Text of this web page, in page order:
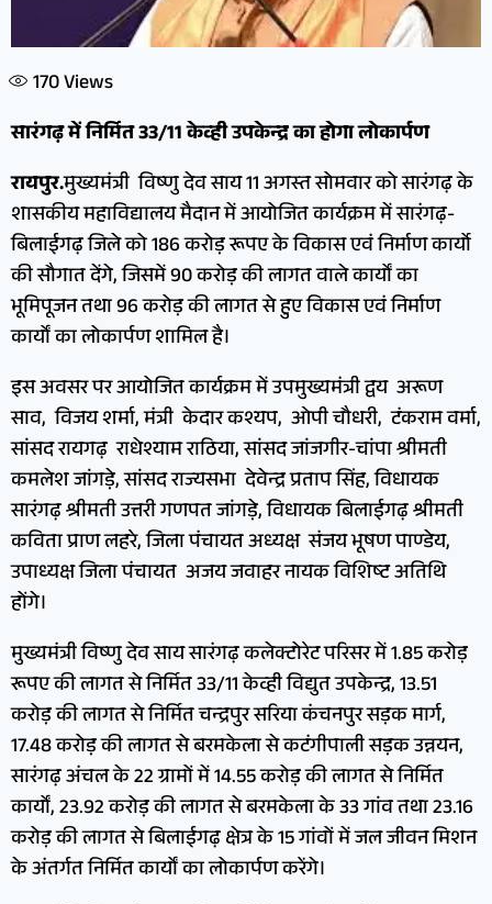
170Views
सारंगढ़ में निर्मित 33/11 केव्ही उपकेन्द्र का होगा लोकार्पण
रायपुर.मुख्यमंत्री विष्णु देव साय 11 अगस्त सोमवार को सारंगढ़ के
शासकीय महाविद्यालय मैदान में आयोजित कार्यक्रम में सारंगढ़-
बिलाईगढ़ जिले को 186 करोड़ रूपए के विकास एवं निर्माण कार्यो
की सौगात देंगे, जिसमें 90 करोड़ की लागत वाले कार्यों का
भूमिपूजन तथा 96 करोड़ की लागत से हुए विकास एवं निर्माण
कार्यों का लोकार्पण शामिल है।
इस अवसर पर आयोजित कार्यक्रम में उपमुख्यमंत्री द्वय अरूण
साव, विजय शर्मा, मंत्री केदार कश्यप, ओपी चौधरी, टंकराम वर्मा,
सांसद रायगढ़ राधेश्याम राठिया, सांसद जांजगीर-चांपा श्रीमती
कमलेश जांगड़े, सांसद राज्यसभा देवेन्द्र प्रताप सिंह, विधायक
सारंगढ़ श्रीमती उत्तरी गणपत जांगड़े, विधायक बिलाईगढ़ श्रीमती
कविता प्राण लहरे, जिला पंचायत अध्यक्ष संजय भूषण पाण्डेय,
उपाध्यक्ष जिला पंचायत अजय जवाहर नायक विशिष्ट अतिथि
होंगे।
मुख्यमंत्री विष्णु देव साय सारंगढ़ कलेक्टोरेट परिसर में 1.85 करोड़
रूपए की लागत से निर्मित 33/11 केव्ही विद्युत उपकेन्द्र, 13.51
करोड़ की लागत से निर्मित चन्द्रपुर सरिया कंचनपुर सड़क मार्ग,
17.48 करोड़ की लागत से बरमकेला से कटंगीपाली सड़क उन्नयन,
सारंगढ़ अंचल के 22 ग्रामों में 14.55 करोड़ की लागत से निर्मित
कार्यों, 23.92 करोड़ की लागत से बरमकेला के 33 गांव तथा 23.16
करोड़ की लागत से बिलाईगढ़ क्षेत्र के 15 गांवों में जल जीवन मिशन
के अंतर्गत निर्मित कार्यों का लोकार्पण करेंगे।